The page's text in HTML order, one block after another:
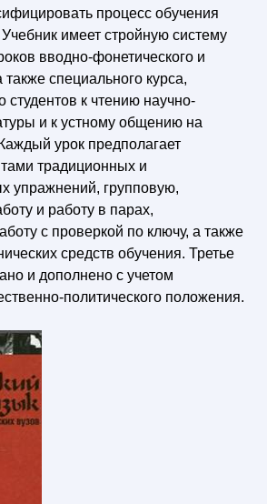
процесс обучения
имеет стройную систему
вводно-фонетического и
также специального курса,
студентов к чтению научно-
и к устному общению на
урок предполагает
традиционных и
упражнений, групповую,
и работу в парах,
с проверкой по ключу, а также
средств обучения. Третье
и дополнено с учетом
политического положения.